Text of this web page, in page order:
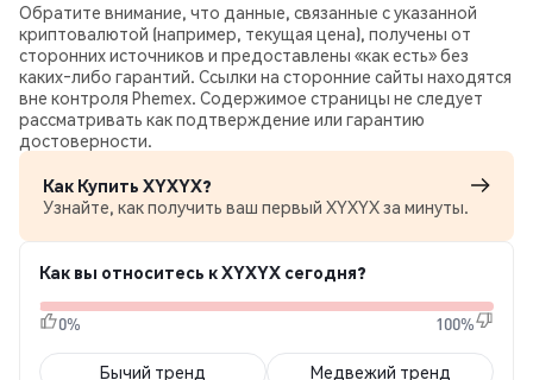
Обратите внимание, что данные, связанные с указанной
криптовалютой (например, текущая цена), получены от
сторонних источников и предоставлены «как есть» без
каких‑либо гарантий. Ссылки на сторонние сайты находятся
вне контроля Phemex. Содержимое страницы не следует
рассматривать как подтверждение или гарантию
достоверности.
Как Купить XYXYX?
Узнайте, как получить ваш первый XYXYX за минуты.
Как вы относитесь к XYXYX сегодня?
0% 100%
Бычий тренд Медвежий тренд